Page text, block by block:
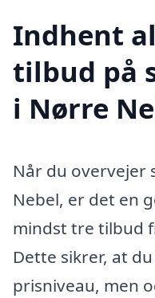
Indhent
tilbud på
i Nørre
Når du
Nebel, er det en
mindst tre tilbud
Dette sikrer, at
prisniveau, men